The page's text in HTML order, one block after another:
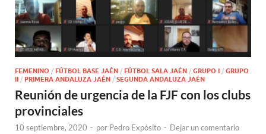
FEMENINO / FÚTBOL BASE JAÉN / FÚTBOL SALA JAÉN / GRUPO I / GRUPO
II / PRIMERA ANDALUZA JAÉN / SEGUNDA ANDALUZA JAÉN
Reunión de urgencia de la FJF con los clubs
provinciales
10 septiembre, 2020 - por Pedro Expósito - Dejar un comentario